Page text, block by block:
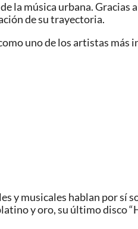
la música urbana. Gracias
de su trayectoria.
uno de los artistas
y musicales hablan por sí
y oro, su último disco